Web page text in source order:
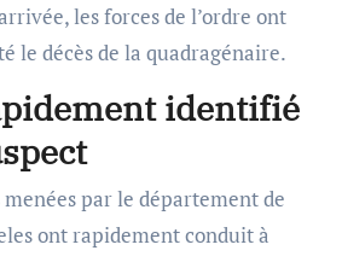
les forces de l’ordre ont
le décès de la quadragénaire.
identifié
par le département de
ont rapidement conduit à